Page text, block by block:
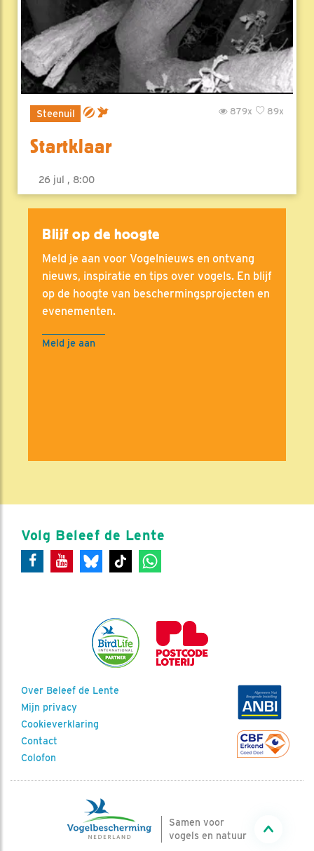
Steenuil 89x
879x
Startklaar
26 jul , 8:00
Blijf op de hoogte
Meld je aan voor Vogelnieuws en ontvang
nieuws, inspiratie en tips over vogels. En blijf
op de hoogte van beschermingsprojecten en
evenementen.
Meld je aan
Volg Beleef de Lente
Over Beleef de Lente
Mijn privacy
Cookieverklaring
Contact
Colofon
Samen voor
vogels en natuur